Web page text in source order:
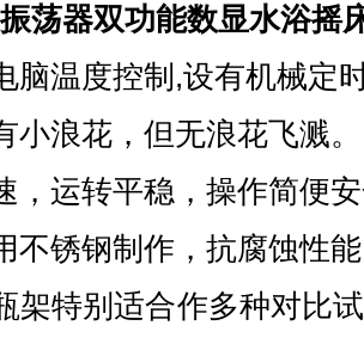
荡器双功能数显水浴摇
脑温度控制,设有机械定
小浪花，但无浪花飞溅。
，运转平稳，操作简便
不锈钢制作，抗腐蚀性
架特别适合作多种对比